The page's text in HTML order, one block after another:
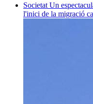
Societat Un
l'inici de la migració